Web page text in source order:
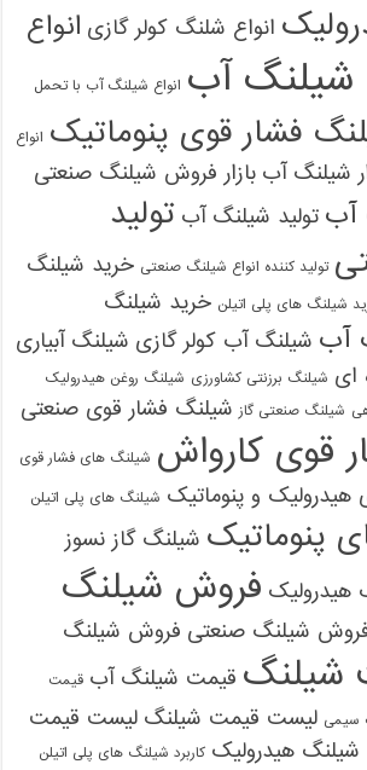
انواع شلنگ کولر گازی انواع
شیلنگ آب انواع شیلنگ آب با تحمل
فشار قوی پنوماتیک انواع
شیلنگ آب بازار فروش شیلنگ صنعتی
آب تولید شیلنگ آب تولید
تولید کننده انواع شیلنگ صنعتی خرید شیلنگ
شیلنگ های پلی اتیلن خرید شیلنگ
آب شیلنگ آب کولر گازی شیلنگ آبیاری
ای شیلنگ برزنتی کشاورزی شیلنگ روغن هیدرولیک
شیلنگ صنعتی گاز شیلنگ فشار قوی صنعتی
قوی کارواش شیلنگ های فشار قوی
و پنوماتیک شیلنگ های پلی اتیلن
پنوماتیک شیلنگ گاز نسوز
هیدرولیک فروش شیلنگ
شیلنگ صنعتی فروش شیلنگ
شیلنگ قیمت شیلنگ آب قیمت
سیمی لیست قیمت شیلنگ لیست قیمت
شیلنگ هیدرولیک کاربرد شیلنگ های پلی اتیلن